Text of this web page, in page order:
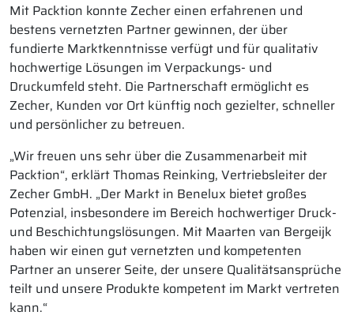
Mit Packtion konnte Zecher einen erfahrenen und
bestens vernetzten Partner gewinnen, der über
fundierte Marktkenntnisse verfügt und für qualitativ
hochwertige Lösungen im Verpackungs- und
Druckumfeld steht. Die Partnerschaft ermöglicht es
Zecher, Kunden vor Ort künftig noch gezielter, schneller
und persönlicher zu betreuen.
„Wir freuen uns sehr über die Zusammenarbeit mit
Packtion“, erklärt Thomas Reinking, Vertriebsleiter der
Zecher GmbH. „Der Markt in Benelux bietet großes
Potenzial, insbesondere im Bereich hochwertiger Druck-
und Beschichtungslösungen. Mit Maarten van Bergeijk
haben wir einen gut vernetzten und kompetenten
Partner an unserer Seite, der unsere Qualitätsansprüche
teilt und unsere Produkte kompetent im Markt vertreten
kann.“